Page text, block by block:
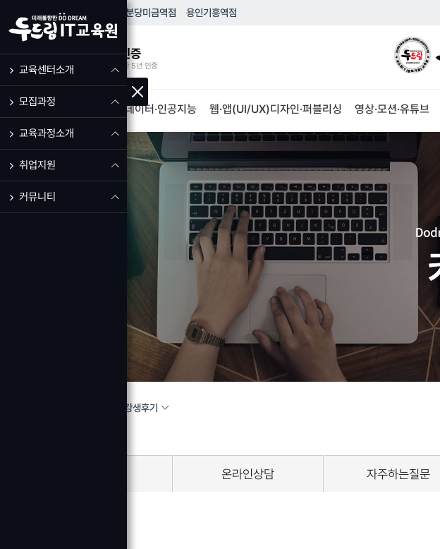
교육센터소개
모집과정
교육과정소개
취업지원
커뮤니티
HOME 분당미금역점 용인기흥역점
우수훈련기관 인증
고용노동부 우수훈련기관 5년 인증
IT·프로그램개발 빅데이터·인공지능 웹·앱(UI/UX)디자인·퍼블리싱 영상·모션·유튜브
수강생후기
온라인상담 자주하는질문